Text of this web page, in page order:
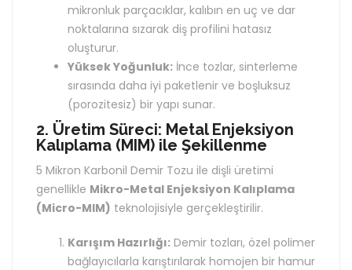
mikronluk parçacıklar, kalıbın en uç ve dar
noktalarına sızarak diş profilini hatasız
oluşturur.
Yüksek Yoğunluk: İnce tozlar, sinterleme
sırasında daha iyi paketlenir ve boşluksuz
(porozitesiz) bir yapı sunar.
2. Üretim Süreci: Metal Enjeksiyon
Kalıplama (MIM) ile Şekillenme
5 Mikron Karbonil Demir Tozu ile dişli üretimi
genellikle Mikro-Metal Enjeksiyon Kalıplama
(Micro-MIM) teknolojisiyle gerçekleştirilir.
Karışım Hazırlığı: Demir tozları, özel polimer
bağlayıcılarla karıştırılarak homojen bir hamur